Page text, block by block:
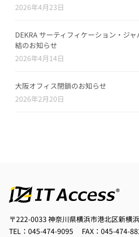
2026年4月23日
DEKRA サーティフィケーション・ジ
結のお知らせ
2026年4月14日
大阪オフィス閉鎖のお知らせ
2026年2月20日
〒222-0033 神奈川県横浜市港北区新横
TEL：045-474-9095
FAX：045-474-